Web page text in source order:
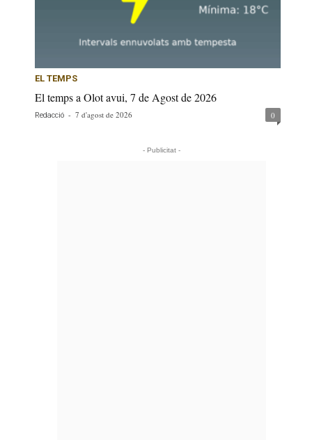
EL TEMPS
El temps a Olot avui, 7 de Agost de 2026
Redacció - 7 d'agost de 2026 0
- Publicitat -